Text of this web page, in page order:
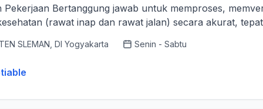
Pekerjaan Bertanggung jawab untuk memproses,
(rawat inap dan rawat jalan) secara akurat,
SLEMAN, DI Yogyakarta Senin - Sabtu